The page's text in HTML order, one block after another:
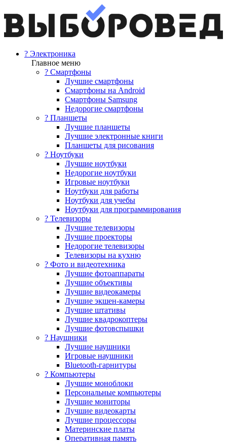
? Электроника
Главное меню
? Смартфоны
Лучшие смартфоны
Смартфоны на Android
Смартфоны Samsung
Недорогие смартфоны
? Планшеты
Лучшие планшеты
Лучшие электронные книги
Планшеты для рисования
? Ноутбуки
Лучшие ноутбуки
Недорогие ноутбуки
Игровые ноутбуки
Ноутбуки для работы
Ноутбуки для учебы
Ноутбуки для программирования
? Телевизоры
Лучшие телевизоры
Лучшие проекторы
Недорогие телевизоры
Телевизоры на кухню
? Фото и видеотехника
Лучшие фотоаппараты
Лучшие объективы
Лучшие видеокамеры
Лучшие экшен-камеры
Лучшие штативы
Лучшие квадрокоптеры
Лучшие фотовспышки
? Наушники
Лучшие наушники
Игровые наушники
Bluetooth-гарнитуры
?️ Компьютеры
Лучшие моноблоки
Персональные компьютеры
Лучшие мониторы
Лучшие видеокарты
Лучшие процессоры
Материнские платы
Оперативная память